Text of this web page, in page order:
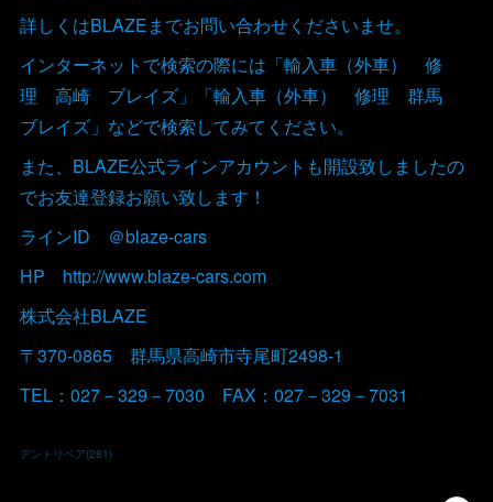
詳しくはBLAZEまでお問い合わせくださいませ。
インターネットで検索の際には「輸入車（外車） 修
理 高崎 ブレイズ」「輸入車（外車） 修理 群馬
ブレイズ」などで検索してみてください。
また、BLAZE公式ラインアカウントも開設致しましたの
でお友達登録お願い致します！
ラインID ＠blaze-cars
HP http://www.blaze-cars.com
株式会社BLAZE
〒370-0865 群馬県高崎市寺尾町2498-1
TEL：027－329－7030 FAX：027－329－7031
デントリペア(281)